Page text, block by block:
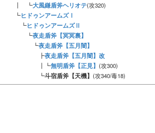
┃ ┗大風鎌盾斧ヘリオテ(攻320)
┗ヒドゥンアームズⅠ
┗ヒドゥンアームズⅡ
┗夜走盾斧【冥冥裏】
┗夜走盾斧【五月闇】
┣夜走盾斧【五月闇】改
┃┗無明盾斧【正見】 (攻300)
┗斗宿盾斧【天機】 (攻340/毒18)